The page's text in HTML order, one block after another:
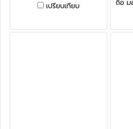
Handy Concrete Vibrator
เปรียบเทียบ
ถือ ม
1.0